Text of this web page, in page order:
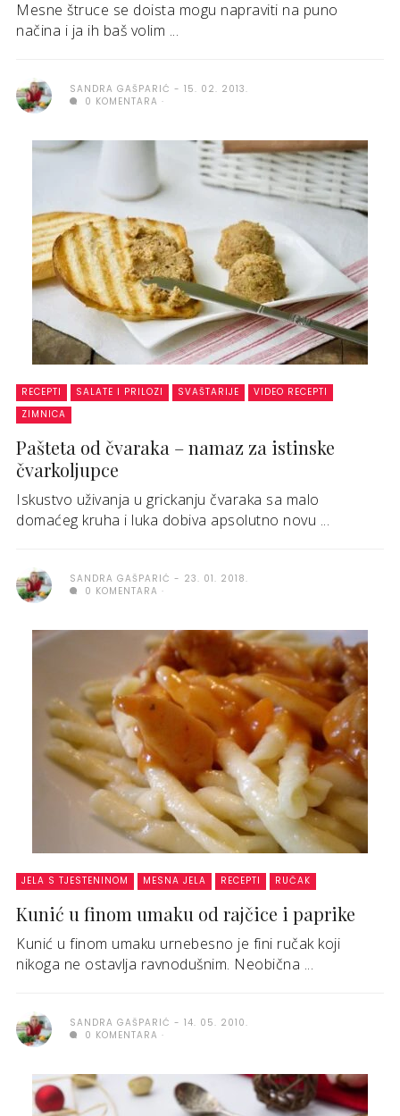
Mesne štruce se doista mogu napraviti na puno
načina i ja ih baš volim ...
SANDRA GAŠPARIĆ
15. 02. 2013.
0 KOMENTARA
RECEPTI SALATE I PRILOZI SVAŠTARIJE
VIDEO RECEPTI
ZIMNICA
Pašteta od čvaraka – namaz za istinske
čvarkoljupce
Iskustvo uživanja u grickanju čvaraka sa malo
domaćeg kruha i luka dobiva apsolutno novu ...
SANDRA GAŠPARIĆ
23. 01. 2018.
0 KOMENTARA
JELA S TJESTENINOM MESNA JELA RECEPTI RUČAK
Kunić u finom umaku od rajčice i paprike
Kunić u finom umaku urnebesno je fini ručak koji
nikoga ne ostavlja ravnodušnim. Neobična ...
SANDRA GAŠPARIĆ
14. 05. 2010.
0 KOMENTARA